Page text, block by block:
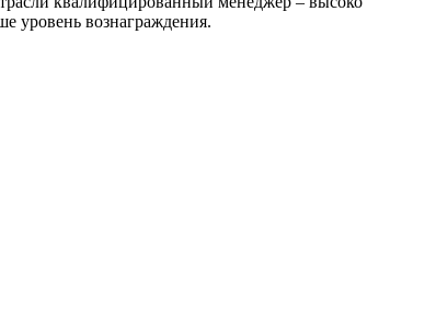
уровень вознаграждения.